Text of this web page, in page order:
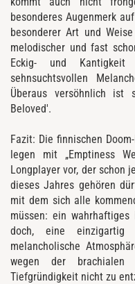
besonderes Augenmerk
besonderer Art und
melodischer und fast
Eckig- und
sehnsuchtsvollen
Überaus versöhnlich ist
Beloved'.
Fazit: Die finnischen
legen mit „Emptiness
Longplayer vor, der schon
dieses Jahres gehören
mit dem sich alle
müssen: ein
doch, eine einzigartig
melancholische
wegen der
Tiefgründigkeit nicht zu